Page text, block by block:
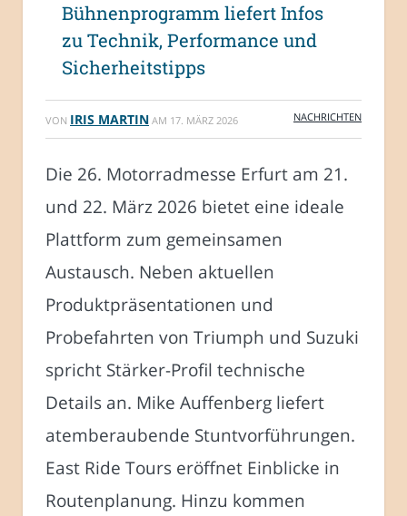
Bühnenprogramm liefert Infos
zu Technik, Performance und
Sicherheitstipps
VON IRIS MARTIN AM 17. MÄRZ 2026 NACHRICHTEN
Die 26. Motorradmesse Erfurt am 21.
und 22. März 2026 bietet eine ideale
Plattform zum gemeinsamen
Austausch. Neben aktuellen
Produktpräsentationen und
Probefahrten von Triumph und Suzuki
spricht Stärker-Profil technische
Details an. Mike Auffenberg liefert
atemberaubende Stuntvorführungen.
East Ride Tours eröffnet Einblicke in
Routenplanung. Hinzu kommen